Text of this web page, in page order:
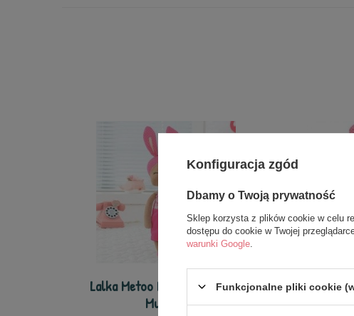
Lalka Metoo Personalizowana
Mulatka
Lalka
Uszatka
Konfiguracja zgód
Dbamy o Twoją prywatność
Sklep korzysta z plików cookie w celu
dostępu do cookie w Twojej
warunki Google
Funkcjonalne pliki cookie